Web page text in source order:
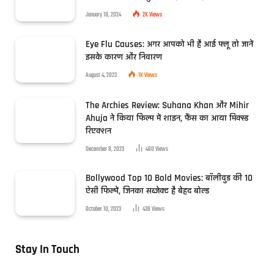
January 18, 2024 2KViews
Eye Flu Causes: अगर आपको भी है आई फ्लू तो जानें
इसके कारण और निवारण
August 4, 2023 1KViews
The Archies Review: Suhana Khan और Mihir
Ahuja ने किया फिल्म में शाइन, फैंस का आया मिक्स्ड
रिएक्शन
December 8, 2023 460Views
Bollywood Top 10 Bold Movies: बॉलीवुड की 10
ऐसी फिल्में, जिनका सब्जेक्ट है बेहद बोल्ड
October 10, 2023 438Views
Stay In Touch